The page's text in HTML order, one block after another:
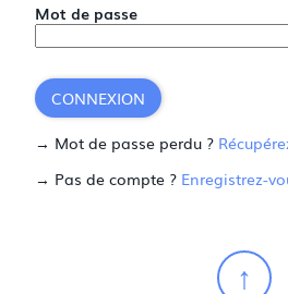
Mot de passe
CONNEXION
→ Mot de passe perdu ?
→ Pas de compte ? Enregistrez-